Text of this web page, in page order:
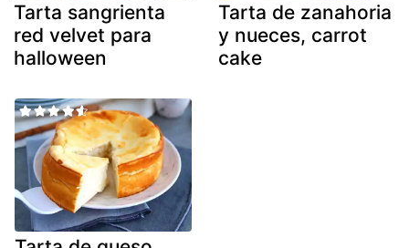
Tarta sangrienta
red velvet para
halloween
Tarta de zanahoria
y nueces, carrot
cake